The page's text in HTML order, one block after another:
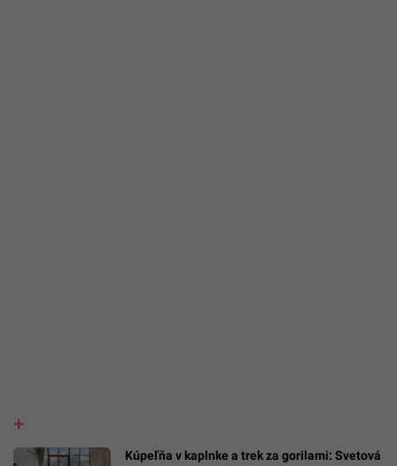
Kúpeľňa v kaplnke a trek za gorilami: Svetová